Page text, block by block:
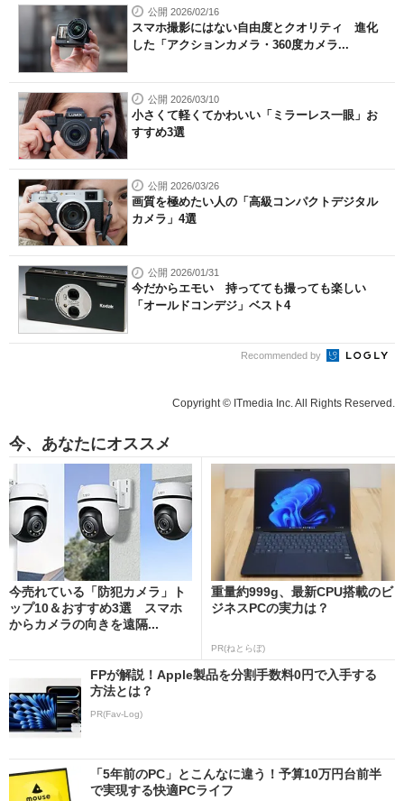
公開 2026/02/16
スマホ撮影にはない自由度とクオリティ 進化
した「アクションカメラ・360度カメラ...
公開 2026/03/10
小さくて軽くてかわいい「ミラーレス一眼」お
すすめ3選
公開 2026/03/26
画質を極めたい人の「高級コンパクトデジタル
カメラ」4選
公開 2026/01/31
今だからエモい 持ってても撮っても楽しい
「オールドコンデジ」ベスト4
Recommended by
Copyright © ITmedia Inc. All Rights Reserved.
今、あなたにオススメ
今売れている「防犯カメラ」ト
ップ10＆おすすめ3選 スマホ
からカメラの向きを遠隔...
重量約999g、最新CPU搭載のビ
ジネスPCの実力は？
PR(ねとらぼ)
FPが解説！Apple製品を分割手数料0円で入手する
方法とは？
PR(Fav-Log)
「5年前のPC」とこんなに違う！予算10万円台前半
で実現する快適PCライフ